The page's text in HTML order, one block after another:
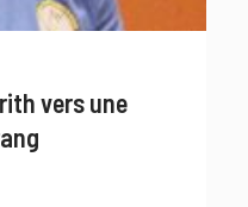
vers une